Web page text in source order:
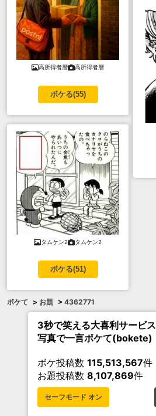
高所得者層 高所得者層
ボケる(55)
タムケン2 タムケン2
ボケる(51)
ボケて > お題 > 4362771
3秒で笑える大喜利サービス
写真で一言ボケて(bokete)
ボケ投稿数 115,513,567件
お題投稿数 8,107,869件
セーフモード オン